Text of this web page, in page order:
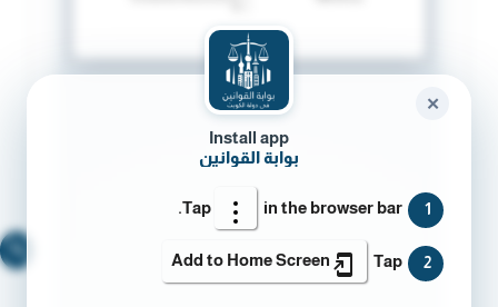
Install app
بوابة القوانين
1
Tap in the browser bar.
2
Tap
Add to Home Screen
✕